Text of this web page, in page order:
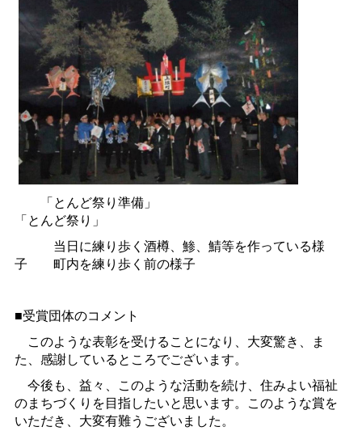
「とんど祭り準備」
「とんど祭り」
当日に練り歩く酒樽、鯵、鯖等を作っている様
子
町内を練り歩く前の様子
■受賞団体のコメント
このような表彰を受けることになり、大変驚き、ま
た、感謝しているところでございます。
今後も、益々、このような活動を続け、住みよい福祉
のまちづくりを目指したいと思います。このような賞を
いただき、大変有難うございました。